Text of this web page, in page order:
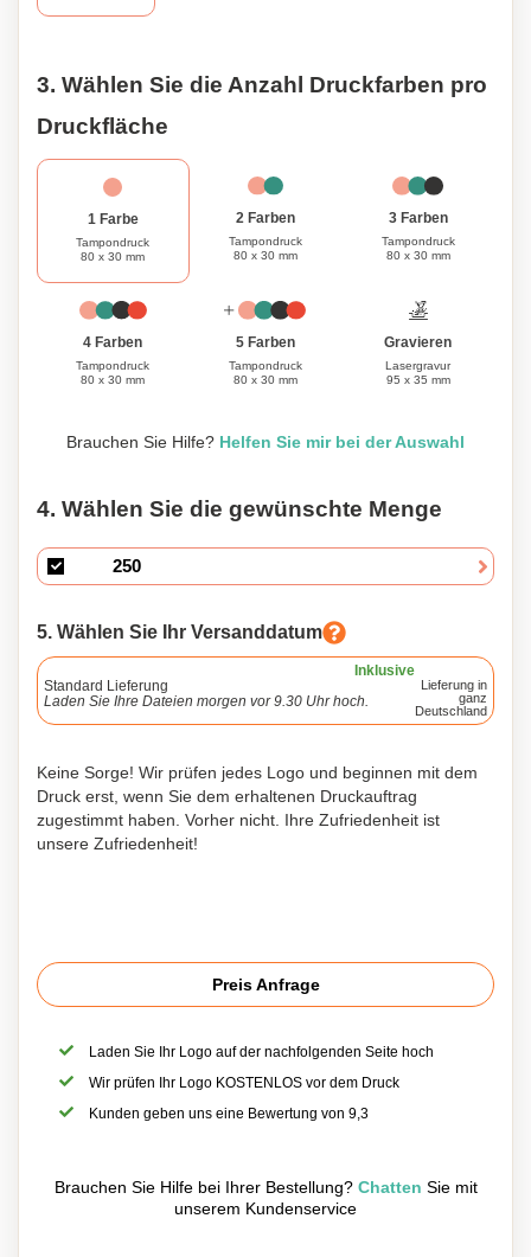
werden kann. Ob es sich um ein Geschenk für einen
individuelles Design erstellen, das eine persönliche Note
hinzufügt. Verbessern Sie Ihre Trinkerlebnis und verleihen
Edelstahl und Holz einen Hauch von Eleganz. Prost auf
guten Geschmack und schöne Erinnerungen!
3. Wählen Sie die Anzahl Druckfarben pro
Druckfläche
1 Farbe
Tampondruck
80 x 30 mm
2 Farben
Tampondruck
80 x 30 mm
3 Farben
Tampondruck
80 x 30 mm
4 Farben
Tampondruck
80 x 30 mm
5 Farben
Tampondruck
80 x 30 mm
Gravieren
Lasergravur
95 x 35 mm
Brauchen Sie Hilfe? Helfen Sie mir bei der Auswahl
4. Wählen Sie die gewünschte Menge
5. Wählen Sie Ihr Versanddatum
Inklusive
Standard Lieferung
Laden Sie Ihre Dateien morgen vor 9.30 Uhr hoch.
Lieferung in
ganz
Deutschland
Keine Sorge! Wir prüfen jedes Logo und beginnen mit dem
Druck erst, wenn Sie dem erhaltenen Druckauftrag
zugestimmt haben. Vorher nicht. Ihre Zufriedenheit ist
unsere Zufriedenheit!
Preis Anfrage
Laden Sie Ihr Logo auf der nachfolgenden Seite hoch
Wir prüfen Ihr Logo KOSTENLOS vor dem Druck
Kunden geben uns eine Bewertung von 9,3
Brauchen Sie Hilfe bei Ihrer Bestellung? Chatten Sie mit
unserem Kundenservice